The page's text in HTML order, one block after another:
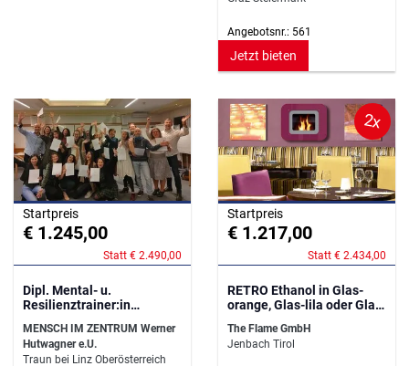
Angebotsnr.: 561
Jetzt bieten
Startpreis
€ 1.245,00
Statt € 2.490,00
Dipl. Mental- u.
Resilienztrainer:in
MENSCH IM ZENTRUM Werner
Hutwagner e.U.
Traun bei Linz Oberösterreich
2x
Startpreis
€ 1.217,00
Statt € 2.434,00
RETRO Ethanol in Glas-
orange, Glas-lila oder Glas-
The Flame GmbH
Jenbach Tirol